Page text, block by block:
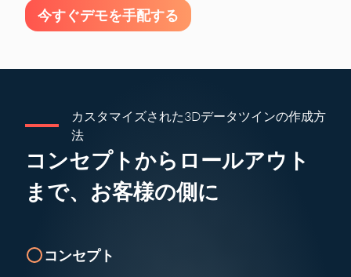
今すぐデモを手配する
カスタマイズされた3Dデータツインの作成方
法
コンセプトからロールアウト
まで、お客様の側に
コンセプト